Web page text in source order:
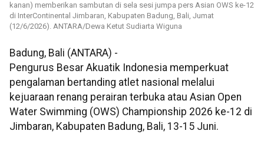
kanan) memberikan sambutan di sela sesi jumpa pers Asian OWS ke-12
di InterContinental Jimbaran, Kabupaten Badung, Bali, Jumat
(12/6/2026). ANTARA/Dewa Ketut Sudiarta Wiguna
Badung, Bali (ANTARA) -
Pengurus Besar Akuatik Indonesia memperkuat
pengalaman bertanding atlet nasional melalui
kejuaraan renang perairan terbuka atau Asian Open
Water Swimming (OWS) Championship 2026 ke-12 di
Jimbaran, Kabupaten Badung, Bali, 13-15 Juni.